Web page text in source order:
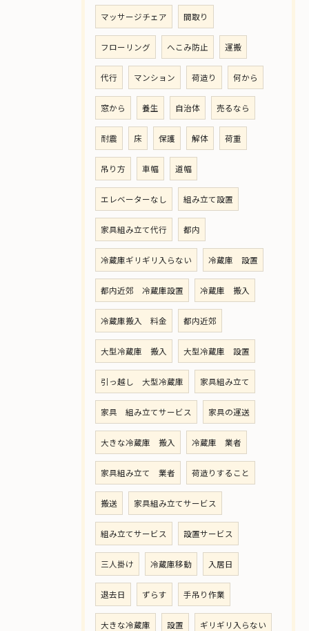
マッサージチェア 間取り
フローリング へこみ防止 運搬
代行 マンション 荷造り 何から
窓から 養生 自治体 売るなら
耐震 床 保護 解体 荷重
吊り方 車幅 道幅
エレベーターなし 組み立て設置
家具組み立て代行 都内
冷蔵庫ギリギリ入らない 冷蔵庫 設置
都内近郊 冷蔵庫設置 冷蔵庫 搬入
冷蔵庫搬入 料金 都内近郊
大型冷蔵庫 搬入 大型冷蔵庫 設置
引っ越し 大型冷蔵庫 家具組み立て
家具 組み立てサービス 家具の運送
大きな冷蔵庫 搬入 冷蔵庫 業者
家具組み立て 業者 荷造りすること
搬送 家具組み立てサービス
組み立てサービス 設置サービス
三人掛け 冷蔵庫移動 入居日
退去日 ずらす 手吊り作業
大きな冷蔵庫 設置 ギリギリ入らない